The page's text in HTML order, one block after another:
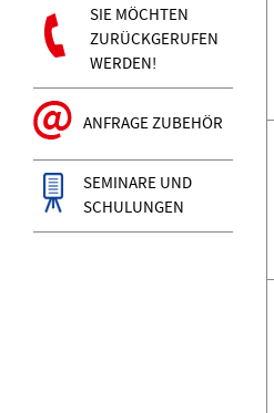
SIE MÖCHTEN
ZURÜCKGERUFEN
WERDEN!
ANFRAGE ZUBEHÖR
SEMINARE UND
SCHULUNGEN